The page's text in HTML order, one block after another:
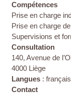
Compétences
Prise en charge
Prise en charge
Supervisions et
Consultation
140, Avenue de
4000 Liège
Langues : français
Contact